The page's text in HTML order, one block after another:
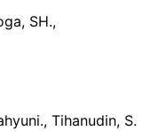
SH.,
Tihanudin, S.